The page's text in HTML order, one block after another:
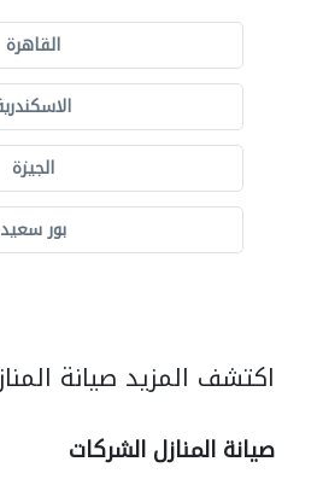
القاهرة
الجيزة
بور سعيد
اكتشف المزيد صيانة
صيانة المنازل الشركات